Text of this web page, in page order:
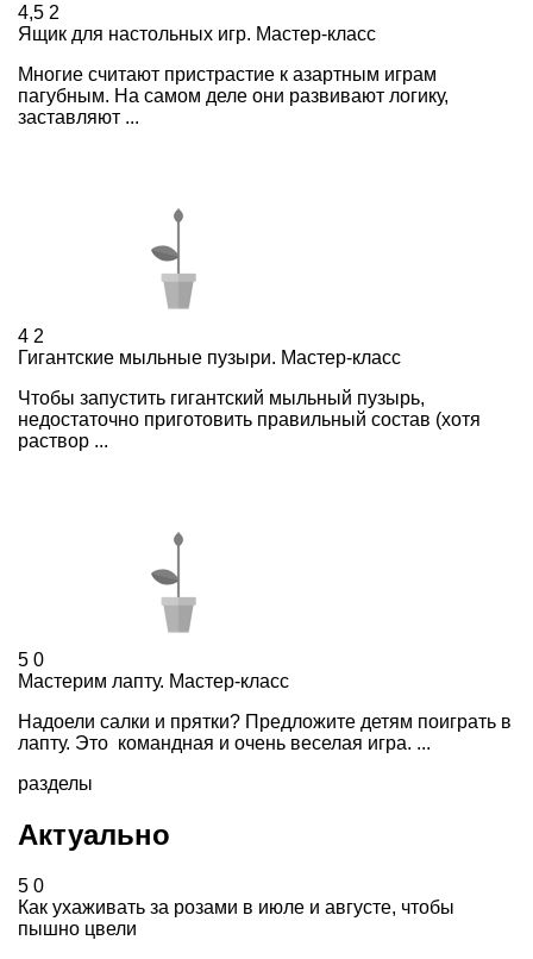
4,5 2
Ящик для настольных игр. Мастер-класс
Многие считают пристрастие к азартным играм
пагубным. На самом деле они развивают логику,
заставляют ...
4 2
Гигантские мыльные пузыри. Мастер-класс
Чтобы запустить гигантский мыльный пузырь,
недостаточно приготовить правильный состав (хотя
раствор ...
5 0
Мастерим лапту. Мастер-класс
Надоели салки и прятки? Предложите детям поиграть в
лапту. Это командная и очень веселая игра. ...
разделы
Актуально
5 0
Как ухаживать за розами в июле и августе, чтобы
пышно цвели